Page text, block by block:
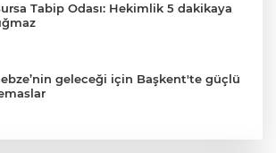
Tabip Odası: Hekimlik 5 dakikaya
geleceği için Başkent'te güçlü